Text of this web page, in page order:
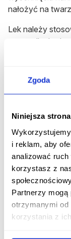
Zgoda
Niniejsza
i reklam, aby
analizować
korzystasz z
Partnerzy mogą
otrzymanymi od
korzystania z ich
nałożyć na
Lek należy
przypadku
Soolantra,
Soolantra
zalecane,
jego
zastosowaniu
niewielkie, nie
płodu.
W
okresie
ostrożność,
mleka matki. Jeśli
przerwanie